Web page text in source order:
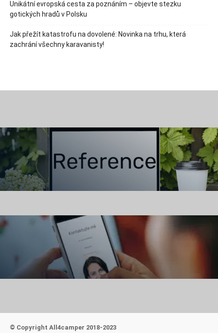
Unikátní evropská cesta za poznáním – objevte stezku
gotických hradů v Polsku
Jak přežít katastrofu na dovolené: Novinka na trhu, která
zachrání všechny karavanisty!
© Copyright All4camper 2018-2023